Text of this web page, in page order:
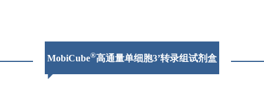
MobiCube®高通量单细胞3’转录组试剂盒